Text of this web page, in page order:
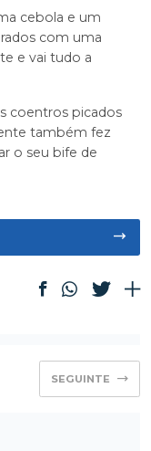
cebola e um
com uma
e vai tudo a
coentros picados
também fez
o seu bife de
SEGUINTE